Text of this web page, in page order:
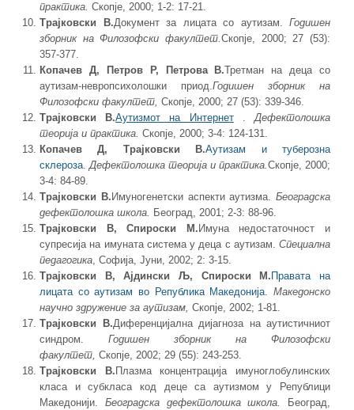
практика. Скопје, 2000; 1-2: 17-21.
Трајковски В.Документ за лицата со аутизам. Годишен
зборник на Филозофски факултет.Скопје, 2000; 27 (53):
357-377.
Копачев Д, Петров Р, Петрова В.Третман на деца со
аутизам-невропсихолошки приод.Годишен зборник на
Филозофски факултет, Скопје, 2000; 27 (53): 339-346.
Трајковски В.Аутизмот на Интернет.Дефектолошка
теорија и практика. Скопје, 2000; 3-4: 124-131.
Копачев Д, Трајковски В.Аутизам и туберозна
склероза.Дефектолошка теорија и практика.Скопје, 2000;
3-4: 84-89.
Трајковски В. Имуногенетски аспекти аутизма. Београдска
дефектолошка школа. Београд, 2001; 2-3: 88-96.
Трајковски В, Спироски М. Имуна недостаточност и
супресија на имуната система у деца с аутизам. Специална
педагогика, Софија, Јуни, 2002; 2: 3-15.
Трајковски В, Ајдински Љ, Спироски М. Правата на
лицата со аутизам во Република Македонија. Македонско
научно здружение за аутизам, Скопје, 2002; 1-81.
Трајковски В.Диференцијална дијагноза на аутистичниот
синдром. Годишен зборник на Филозофски
факултет, Скопје, 2002; 29 (55): 243-253.
Трајковски В. Плазма концентрација имуноглобулинских
класа и субкласа код деце са аутизмом у Републици
Македонији. Београдска дефектолошка школа.
Београд,